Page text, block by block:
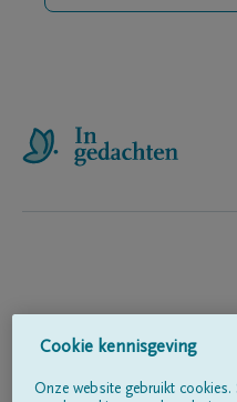
Cookie kennisgeving
Onze website gebruikt